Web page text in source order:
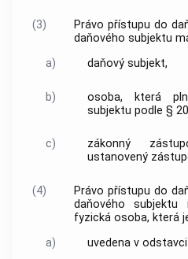
(3)
Právo přístupu do
daňového subjektu
a)
daňový subjekt,
b)
osoba, která
subjektu podle §
c)
zákonný
ustanovený
(4)
Právo přístupu do
daňového subjektu
fyzická osoba, která
a)
uvedena v